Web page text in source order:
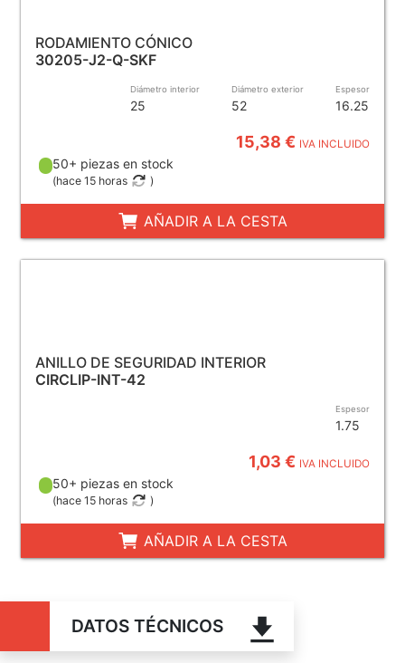
RODAMIENTO CÓNICO
30205-J2-Q-SKF
Diámetro interior
25
Diámetro exterior
52
Espesor
16.25
15,38 € IVA INCLUIDO
50+ piezas en stock
(hace 15 horas )
AÑADIR A LA CESTA
ANILLO DE SEGURIDAD INTERIOR
CIRCLIP-INT-42
Espesor
1.75
1,03 € IVA INCLUIDO
50+ piezas en stock
(hace 15 horas )
AÑADIR A LA CESTA
DATOS TÉCNICOS